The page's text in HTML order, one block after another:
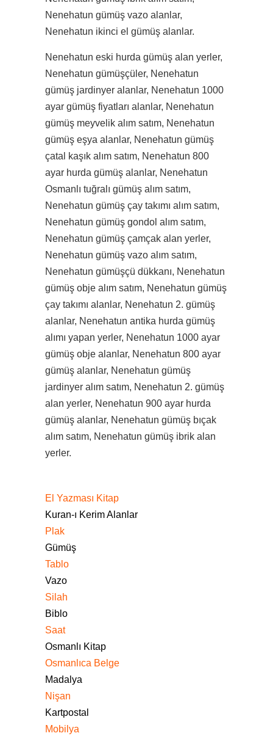
Nenehatun gümüş vazo alanlar,
Nenehatun ikinci el gümüş alanlar.
Nenehatun eski hurda gümüş alan yerler,
Nenehatun gümüşçüler, Nenehatun
gümüş jardinyer alanlar, Nenehatun 1000
ayar gümüş fiyatları alanlar, Nenehatun
gümüş meyvelik alım satım, Nenehatun
gümüş eşya alanlar, Nenehatun gümüş
çatal kaşık alım satım, Nenehatun 800
ayar hurda gümüş alanlar, Nenehatun
Osmanlı tuğralı gümüş alım satım,
Nenehatun gümüş çay takımı alım satım,
Nenehatun gümüş gondol alım satım,
Nenehatun gümüş çamçak alan yerler,
Nenehatun gümüş vazo alım satım,
Nenehatun gümüşçü dükkanı, Nenehatun
gümüş obje alım satım, Nenehatun gümüş
çay takımı alanlar, Nenehatun 2. gümüş
alanlar, Nenehatun antika hurda gümüş
alımı yapan yerler, Nenehatun 1000 ayar
gümüş obje alanlar, Nenehatun 800 ayar
gümüş alanlar, Nenehatun gümüş
jardinyer alım satım, Nenehatun 2. gümüş
alan yerler, Nenehatun 900 ayar hurda
gümüş alanlar, Nenehatun gümüş bıçak
alım satım, Nenehatun gümüş ibrik alan
yerler.
El Yazması Kitap
Kuran-ı Kerim Alanlar
Plak
Gümüş
Tablo
Vazo
Silah
Biblo
Saat
Osmanlı Kitap
Osmanlıca Belge
Madalya
Nişan
Kartpostal
Mobilya